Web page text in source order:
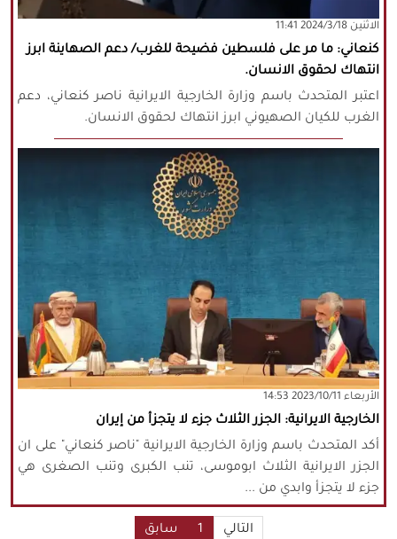
‫‫الاثنين‬‬ 2024/3/18 11:41
كنعاني: ما مر على فلسطين فضيحة للغرب/ دعم الصهاينة ابرز
انتهاك لحقوق الانسان.
اعتبر المتحدث باسم وزارة الخارجية الايرانية ناصر كنعاني، دعم
الغرب للكيان الصهيوني ابرز انتهاك لحقوق الانسان.
‫‫الأربعاء‬‬ 2023/10/11 14:53
الخارجية الايرانية: الجزر الثلاث جزء لا يتجزأ من إيران
أكد المتحدث باسم وزارة الخارجية الايرانية "ناصر كنعاني" على ان
الجزر الايرانية الثلاث ابوموسى، تنب الكبرى وتنب الصغرى هي
جزء لا يتجزأ وابدي من ...
سابق 1 التالي